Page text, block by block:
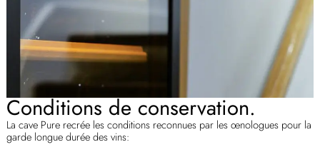
Conditions de conservation.
La cave Pure recrée les conditions reconnues par les œnologues pour la
garde longue durée des vins: